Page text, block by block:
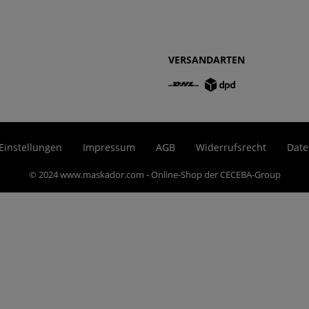
VERSANDARTEN
Impressum AGB Widerrufsrecht
© 2024 www.maskador.com - Online-Shop der CECEBA-Group